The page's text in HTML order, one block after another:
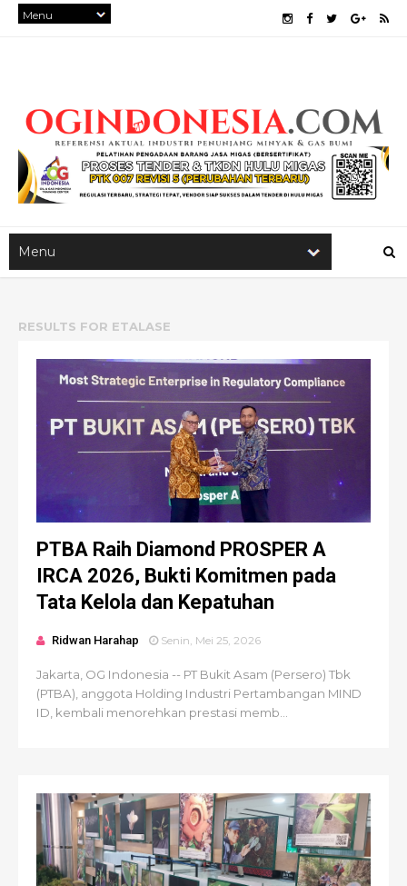
RESULTS FOR ETALASE
PTBA Raih Diamond PROSPER A
IRCA 2026, Bukti Komitmen pada
Tata Kelola dan Kepatuhan
Ridwan Harahap Senin, Mei 25, 2026
Jakarta, OG Indonesia -- PT Bukit Asam (Persero) Tbk
(PTBA), anggota Holding Industri Pertambangan MIND
ID, kembali menorehkan prestasi memb...